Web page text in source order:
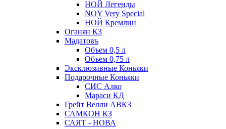
НОЙ Легенды
NOY Very Speсial
НОЙ Кремлин
Оганян КЗ
Мадатовъ
Объем 0,5 л
Объем 0,75 л
Эксклюзивные Коньяки
Подарочные Коньяки
СИС Алко
Мараси КД
Грейт Велли АВКЗ
САМКОН КЗ
САЯТ - НОВА